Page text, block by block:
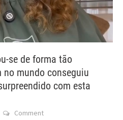
se de forma tão
mundo conseguiu
com esta
Comment